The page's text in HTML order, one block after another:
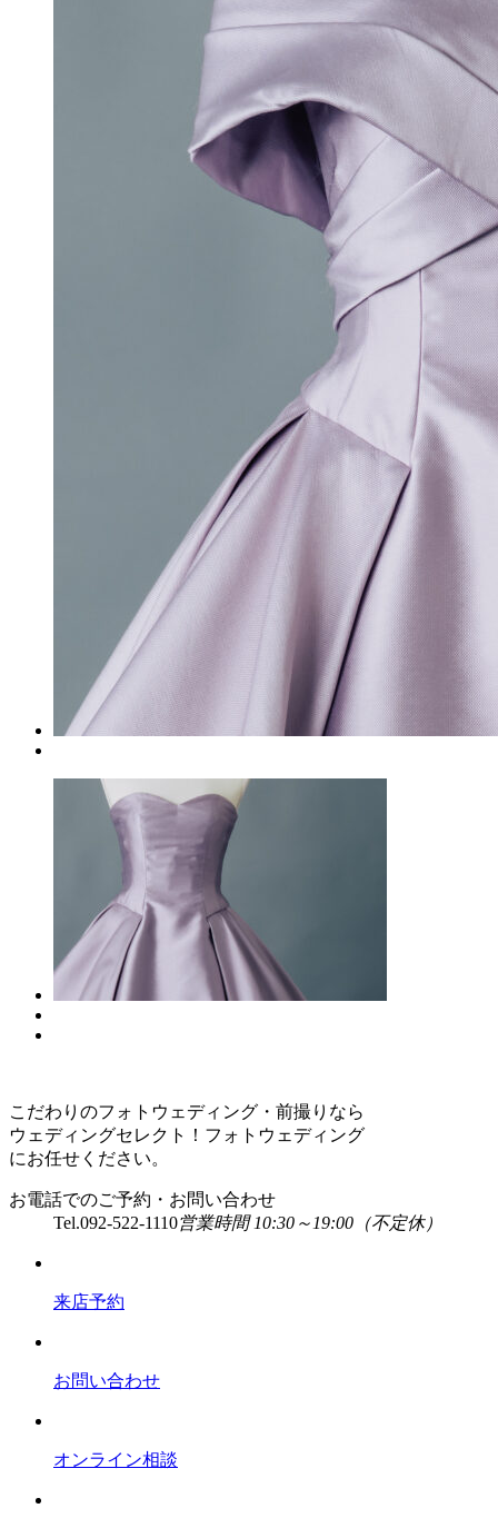
こだわりのフォトウェディング・前撮りなら
ウェディングセレクト！フォトウェディング
にお任せください。
お電話でのご予約・お問い合わせ
Tel.092-522-1110営業時間 10:30～19:00（不定休）
来店予約
お問い合わせ
オンライン相談